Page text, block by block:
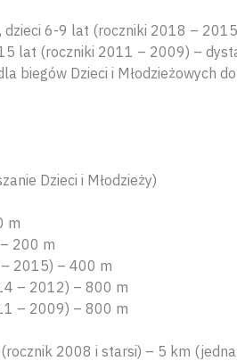
dzieci 6-9 lat (roczniki 2018 –
lat (roczniki 2011 – 2009) –
biegów Dzieci i Młodzieżowych
Dzieci i Młodzieży)
m
200 m
2015) – 400 m
– 2012) – 800 m
– 2009) – 800 m
2008 i starsi) – 5 km